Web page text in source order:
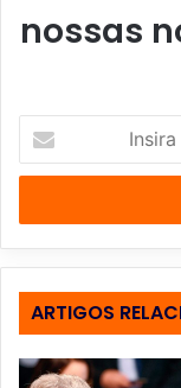
nossas
s
r
a
ARTIGOS